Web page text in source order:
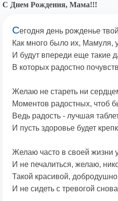
С Днем Рождения, Мама!!!
Сегодня день рожденье
Как много было их, Мамуля,
И будут впереди еще такие
В которых радостно
Желаю не стареть ни
Моментов радостных, чтоб
Ведь радость - лучшая
И пусть здоровье будет
Желаю часто в своей жизни
И не печалиться, желаю,
Такой красивой,
И не сидеть с тревогой